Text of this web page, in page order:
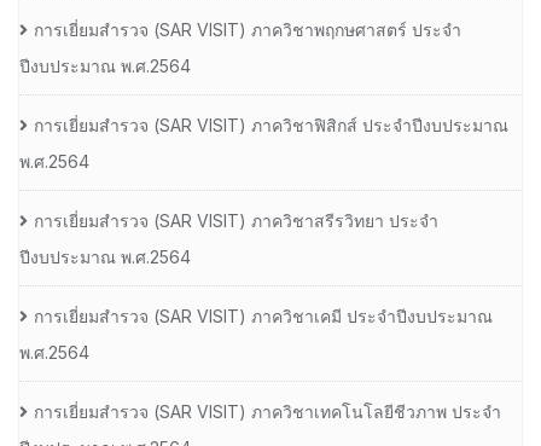
การเยี่ยมสํารวจ (SAR VISIT) ภาควิชาพฤกษศาสตร์ ประจํา
ปีงบประมาณ พ.ศ.2564
การเยี่ยมสํารวจ (SAR VISIT) ภาควิชาฟิสิกส์ ประจําปีงบประมาณ
พ.ศ.2564
การเยี่ยมสํารวจ (SAR VISIT) ภาควิชาสรีรวิทยา ประจํา
ปีงบประมาณ พ.ศ.2564
การเยี่ยมสํารวจ (SAR VISIT) ภาควิชาเคมี ประจําปีงบประมาณ
พ.ศ.2564
การเยี่ยมสํารวจ (SAR VISIT) ภาควิชาเทคโนโลยีชีวภาพ ประจํา